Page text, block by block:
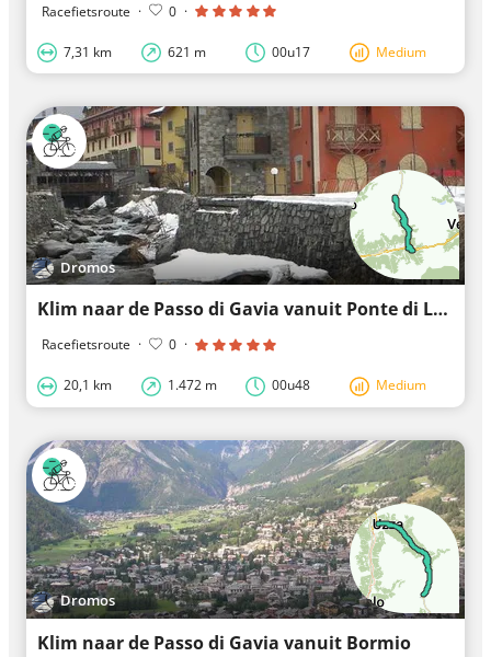
Racefietsroute · 0 ·
7,31 km 621 m 00u17 Medium
Dromos
Klim naar de Passo di Gavia vanuit Ponte di Legno
Racefietsroute · 0 ·
20,1 km 1.472 m 00u48 Medium
Dromos
Klim naar de Passo di Gavia vanuit Bormio